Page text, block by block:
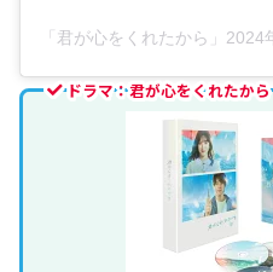
ドラマ：君が心をくれたから